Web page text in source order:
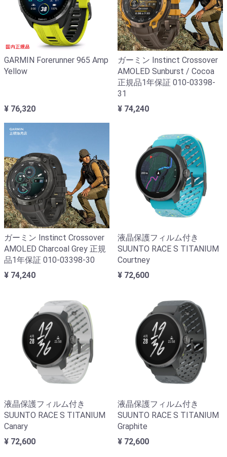
GARMIN Forerunner 965 Amp
Yellow
¥ 76,320
ガーミン Instinct Crossover
AMOLED Sunburst / Cocoa
正規品1年保証 010-03398-
31
¥ 74,240
ガーミン Instinct Crossover
AMOLED Charcoal Grey 正規
品1年保証 010-03398-30
¥ 74,240
液晶保護フィルム付き
SUUNTO RACE S TITANIUM
Courtney
¥ 72,600
液晶保護フィルム付き
SUUNTO RACE S TITANIUM
Canary
¥ 72,600
液晶保護フィルム付き
SUUNTO RACE S TITANIUM
Graphite
¥ 72,600